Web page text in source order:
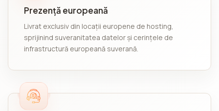
Prezență europeană
Livrat exclusiv din locații europene de hosting,
sprijinind suveranitatea datelor și cerințele de
infrastructură europeană suverană.